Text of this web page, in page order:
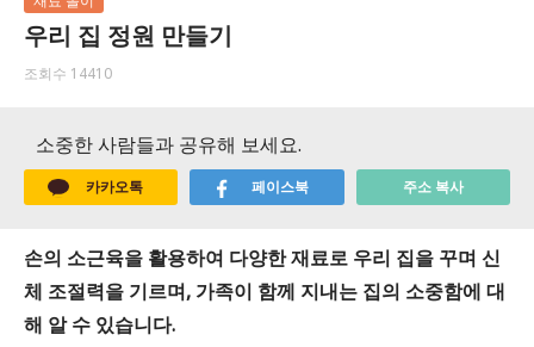
우리 집 정원 만들기
조회수 14410
소중한 사람들과 공유해 보세요.
카카오톡 페이스북 주소 복사
손의 소근육을 활용하여 다양한 재료로 우리 집을 꾸며 신
체 조절력을 기르며, 가족이 함께 지내는 집의 소중함에 대
해 알 수 있습니다.